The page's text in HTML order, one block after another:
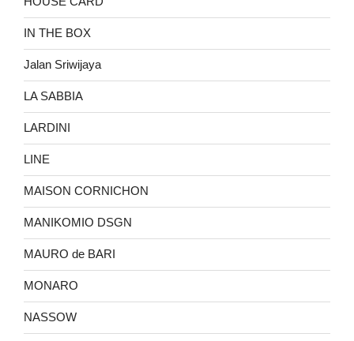
IN THE BOX
Jalan Sriwijaya
LA SABBIA
LARDINI
LINE
MAISON CORNICHON
MANIKOMIO DSGN
MAURO de BARI
MONARO
NASSOW